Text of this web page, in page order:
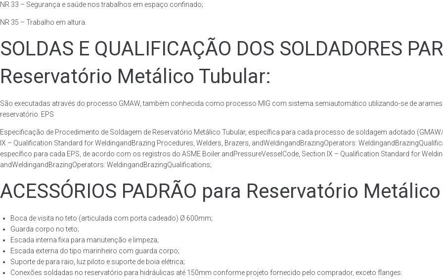
NR 33 – Segurança e saúde nos trabalhos em espaço confinado;
NR 35 – Trabalho em altura.
SOLDAS E QUALIFICAÇÃO DOS SOLDADORES
Reservatório Metálico Tubular:
São executadas através do processo GMAW, também conhecida como processo MIG com sistema semiautomático utilizando-se de
reservatório. EPS
Especificação de Procedimento de Soldagem de Reservatório Metálico Tubular, específica para cada processo de soldagem adotado
IX – Qualification Standard for WeldingandBrazing Procedures, Welders, Brazers, andWeldingandBrazingOperators:
específico para cada EPS, de acordo com os registros do ASME Boiler andPressureVesselCode, Section IX – Qualification Standard for
andWeldingandBrazingOperators: WeldingandBrazingQualifications;
ACESSÓRIOS PADRÃO para Reservatório
Boca de visita no teto (articulada com porta cadeado) Ø 600mm;
Guarda corpo no teto;
Escada interna fixa para manutenção e limpeza;
Escada externa do tipo marinheiro com guarda corpo;
Suporte de para raio, luz piloto e suporte de boia elétrica;
Conexões soldadas no reservatório para hidráulicas até 150mm conforme projeto fornecido pelo comprador, exceto flanges.